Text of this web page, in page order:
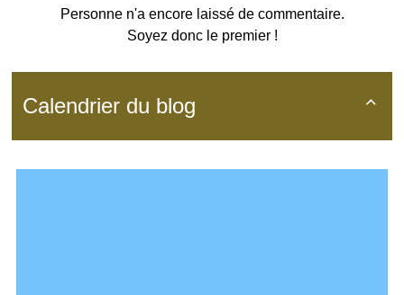

Calendrier du blog
Personne n'a encore laissé de commentaire.
Soyez donc le premier !